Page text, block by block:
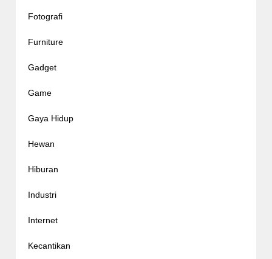
Fotografi
Furniture
Gadget
Game
Gaya Hidup
Hewan
Hiburan
Industri
Internet
Kecantikan